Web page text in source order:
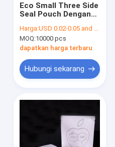
Eco Small Three Side
Seal Pouch Dengan
Harga:USD 0.02-0.05 and negotiation
MOQ:10000 pcs
dapatkan harga terbaru
Hubungi sekarang